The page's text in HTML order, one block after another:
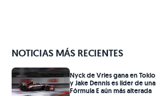
NOTICIAS MÁS RECIENTES
Nyck de Vries gana en Tokio
y Jake Dennis es líder de una
Fórmula E aún más alterada